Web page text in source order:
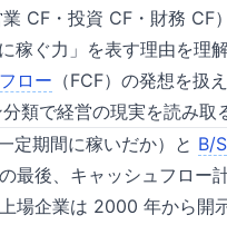
CF・投資 CF・財務 CF
稼ぐ力」を表す理由を理
ロー （FCF）の発想を扱
類で経営の現実を読み取
定期間に稼いだか）と B/S
の最後、キャッシュフロー
場企業は 2000 年から開